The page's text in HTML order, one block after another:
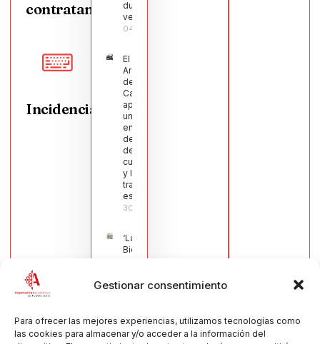
Gestionar consentimiento
Para ofrecer las mejores experiencias, utilizamos tecnologías como
las cookies para almacenar y/o acceder a la información del
contratante
Incidencias
durante el
verano
04/08/2026
El Pleno de
Argamasilla
de
Calatrava
aprueba
una moción
en defensa
del sector
de la
cuchillería
y la navaja
tradicional
española
30/07/2026
‘La
Bienvenida’,
estampa de
de la Virgen
Muñoz
Muñoz,
anuncia las